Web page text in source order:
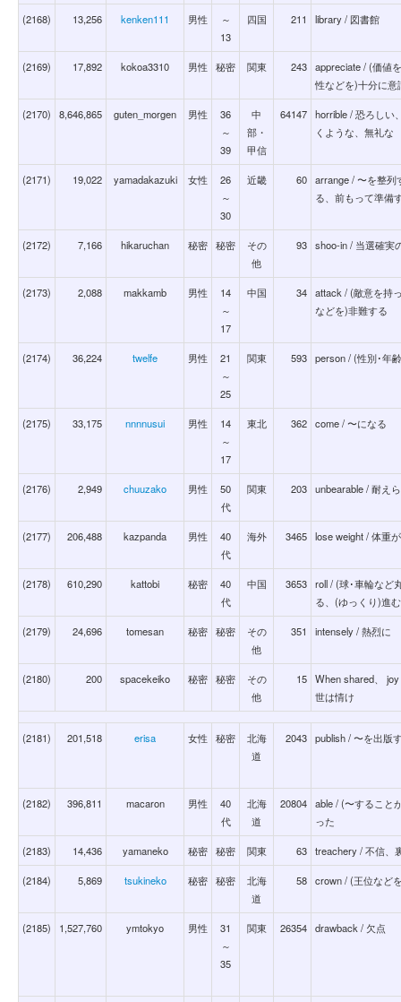
(2168) 13,256 kenken111 男性
～
13
四国 211 library / 図書館
(2169) 17,892 kokoa3310 男性 秘密 関東 243 appreciate / (価値
性などを)十分に
(2170) 8,646,865 guten_morgen 男性
36
～
39
中
部・
甲信
64147 horrible / 恐ろしい
くような、無礼な
(2171) 19,022 yamadakazuki 女性
26
～
30
近畿 60 arrange / 〜を整列
る、前もって準備
(2172) 7,166 hikaruchan 秘密 秘密
その
他
93 shoo-in / 当選確実
(2173) 2,088 makkamb 男性
14
～
17
中国 34 attack / (敵意を持
などを)非難する
(2174) 36,224 twelfe 男性
21
～
25
関東 593 person / (性別･年
(2175) 33,175 nnnnusui 男性
14
～
17
東北 362 come / 〜になる
(2176) 2,949 chuuzako 男性
50
代
関東 203 unbearable / 耐え
(2177) 206,488 kazpanda 男性
40
代
海外 3465 lose weight / 体重
(2178) 610,290 kattobi 秘密
40
代
中国 3653 roll / (球･車輪など
る、(ゆっくり)進
(2179) 24,696 tomesan 秘密 秘密
その
他
351 intensely / 熱烈に
(2180) 200 spacekeiko 秘密 秘密
その
他
15 When shared、
世は情け
(2181) 201,518 erisa 女性 秘密
北海
道
2043 publish / 〜を出版
(2182) 396,811 macaron 男性
40
代
北海
道
20804 able / (〜すること
った
(2183) 14,436 yamaneko 秘密 秘密 関東 63 treachery / 不信、
(2184) 5,869 tsukineko 秘密 秘密
北海
道
58 crown / (王位など
(2185) 1,527,760 ymtokyo 男性
31
～
35
関東 26354 drawback / 欠点